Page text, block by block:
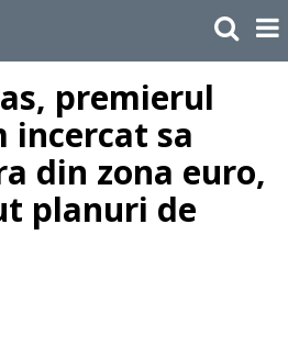
premierul
incercat sa
din zona euro,
planuri de